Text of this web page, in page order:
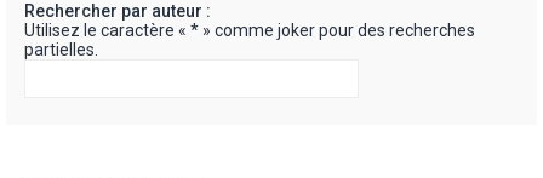
Rechercher par auteur :
Utilisez le caractère « * » comme joker pour des recherches
partielles.